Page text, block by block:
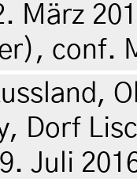
März
conf.
Dorf
Juli